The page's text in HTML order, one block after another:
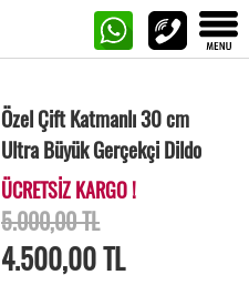
Özel Çift Katmanlı 30 cm
Ultra Büyük Gerçekçi Dildo
ÜCRETSİZ KARGO !
5.000,00 TL
4.500,00TL